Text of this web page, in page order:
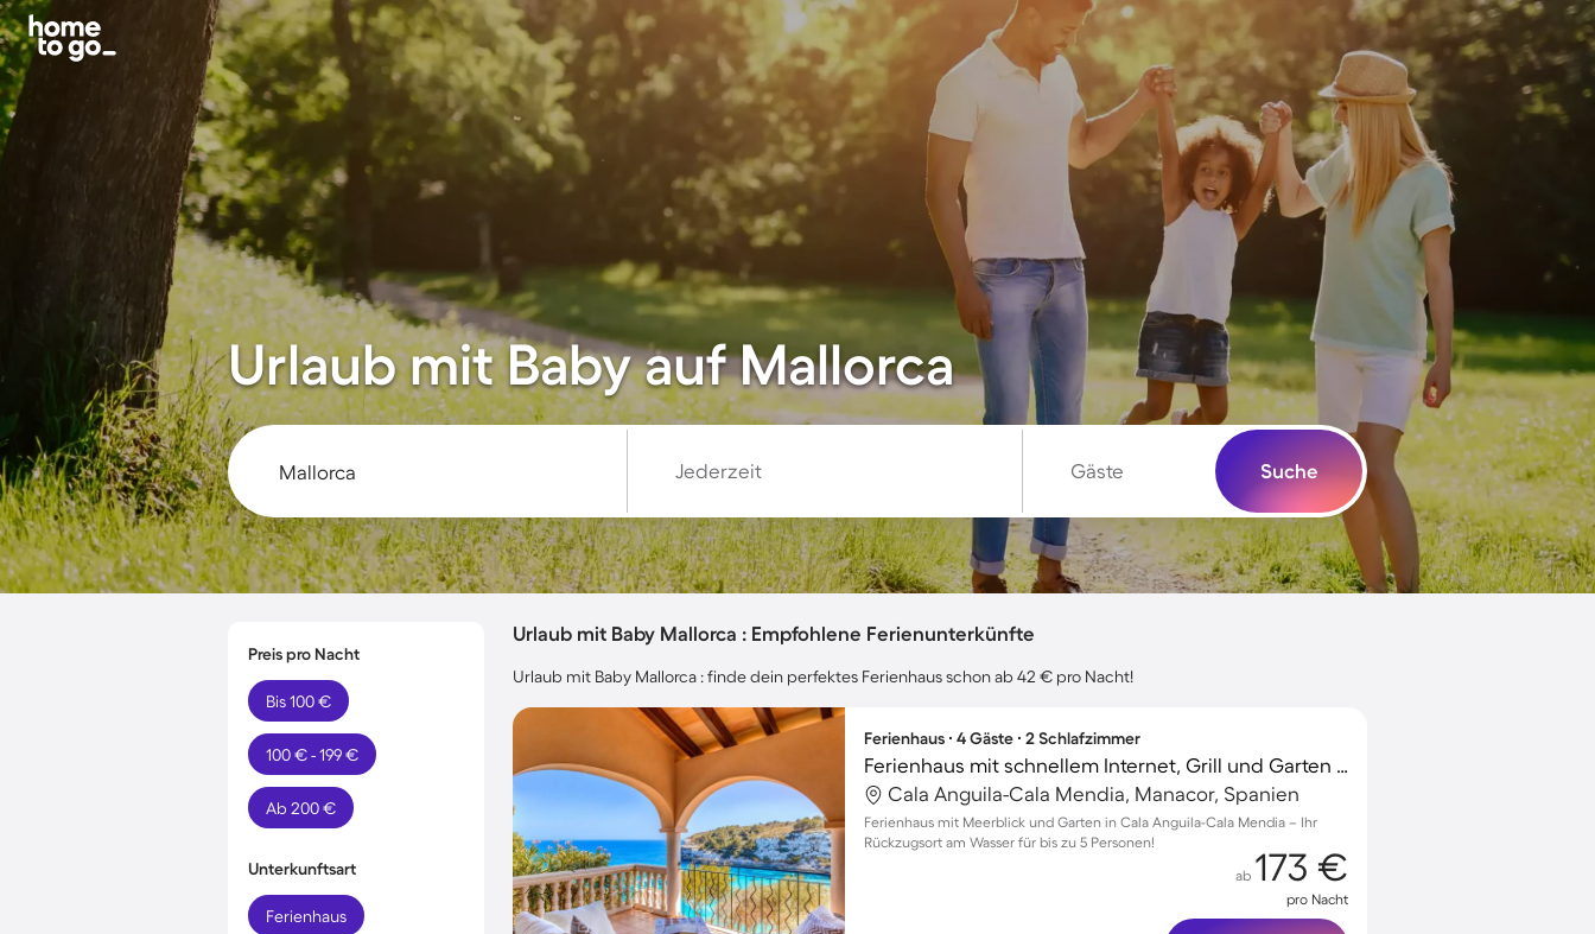
Urlaub mit Baby auf Mallorca
Jederzeit Gäste Suche
Preis pro Nacht
Bis 100 €
100 € - 199 €
Ab 200 €
Unterkunftsart
Ferienhaus
Urlaub mit Baby Mallorca : Empfohlene Ferienunterkünfte
Urlaub mit Baby Mallorca : finde dein perfektes Ferienhaus schon ab 42 € pro Nacht!
Ferienhaus ∙ 4 Gäste ∙ 2 Schlafzimmer
Ferienhaus mit schnellem Internet, Grill und Garten | Meerblick | Perfekt für die Arbeit von Zuhause
Cala Anguila-Cala Mendia, Manacor, Spanien
Ferienhaus mit Meerblick und Garten in Cala Anguila-Cala Mendia – Ihr
Rückzugsort am Wasser für bis zu 5 Personen!
ab 173 €
pro Nacht